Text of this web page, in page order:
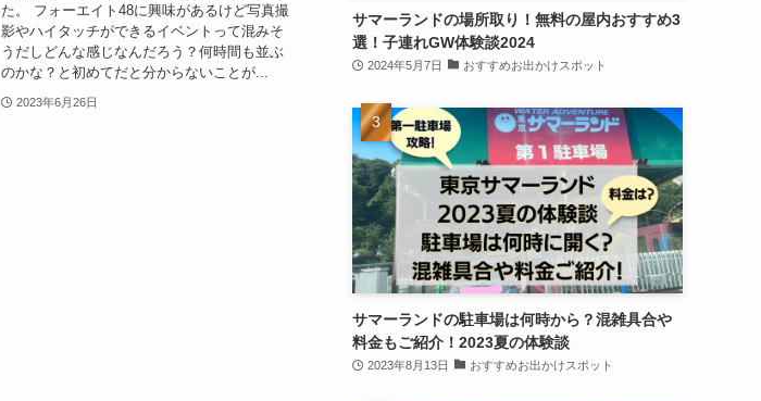
た。 フォーエイト48に興味があるけど写真撮
影やハイタッチができるイベントって混みそ
うだしどんな感じなんだろう？何時間も並ぶ
のかな？と初めてだと分からないことが...
2023年6月26日
サマーランドの場所取り！無料の屋内おすすめ3
選！子連れGW体験談2024
2024年5月7日 おすすめお出かけスポット
サマーランドの駐車場は何時から？混雑具合や
料金もご紹介！2023夏の体験談
2023年8月13日 おすすめお出かけスポット